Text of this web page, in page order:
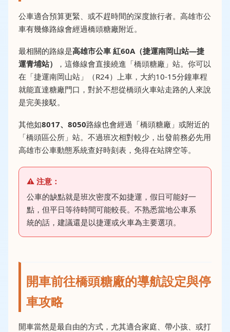
公車適合預算更緊、或不趕時間的深度旅行者。高雄市公
車有幾條路線會經過橋頭糖廠附近。
最相關的路線是高雄市公車 紅60A（捷運南岡山站—捷
運青埔站）
，這條線會直接繞進「橋頭糖廠」站。你可以
在「捷運南岡山站」（R24）上車，大約10-15分鐘車程
就能直達糖廠門口，對於不想從橋頭火車站走路的人來說
是完美接駁。
其他如8017、8050路線也會經過「橋頭糖廠」或附近的
「橋頭區公所」站。不過班次相對較少，出發前務必先用
高雄市公車動態系統查好時刻表，免得在站牌空等。
公車的缺點就是班次密度不如捷運，假日可能好一
點，但平日等待時間可能較長。不熟悉當地公車系
統的話，建議還是以捷運或火車為主要選項。
開車前往橋頭糖廠的導航設定與停
車攻略
開車當然是最自由的方式，尤其適合家庭、帶小孩、或打